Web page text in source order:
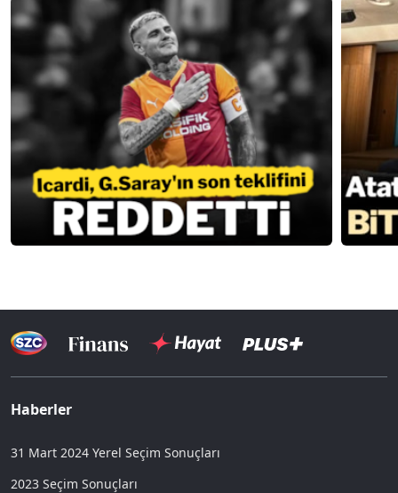
Haberler
31 Mart 2024 Yerel Seçim Sonuçları
2023 Seçim Sonuçları